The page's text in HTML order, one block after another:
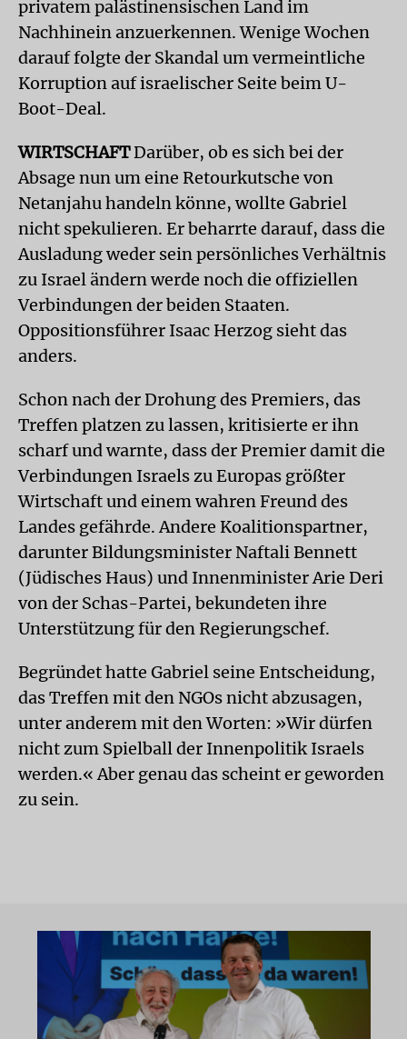
privatem palästinensischen Land im
Nachhinein anzuerkennen. Wenige Wochen
darauf folgte der Skandal um vermeintliche
Korruption auf israelischer Seite beim U-
Boot-Deal.
WIRTSCHAFTDarüber, ob es sich bei der
Absage nun um eine Retourkutsche von
Netanjahu handeln könne, wollte Gabriel
nicht spekulieren. Er beharrte darauf, dass die
Ausladung weder sein persönliches Verhältnis
zu Israel ändern werde noch die offiziellen
Verbindungen der beiden Staaten.
Oppositionsführer Isaac Herzog sieht das
anders.
Schon nach der Drohung des Premiers, das
Treffen platzen zu lassen, kritisierte er ihn
scharf und warnte, dass der Premier damit die
Verbindungen Israels zu Europas größter
Wirtschaft und einem wahren Freund des
Landes gefährde. Andere Koalitionspartner,
darunter Bildungsminister Naftali Bennett
(Jüdisches Haus) und Innenminister Arie Deri
von der Schas-Partei, bekundeten ihre
Unterstützung für den Regierungschef.
Begründet hatte Gabriel seine Entscheidung,
das Treffen mit den NGOs nicht abzusagen,
unter anderem mit den Worten: »Wir dürfen
nicht zum Spielball der Innenpolitik Israels
werden.« Aber genau das scheint er geworden
zu sein.